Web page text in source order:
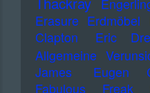
Erasure Erdmöbel
Clapton
Eric
Allgemeine
James
Eugen
Fabulous Freak